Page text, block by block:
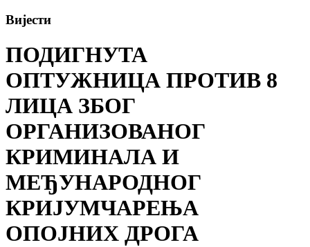
Вијести
ПОДИГНУТА
ОПТУЖНИЦА ПРОТИВ 8
ЛИЦА ЗБОГ
ОРГАНИЗОВАНОГ
КРИМИНАЛА И
МЕЂУНАРОДНОГ
КРИЈУМЧАРЕЊА
ОПОЈНИХ ДРОГА